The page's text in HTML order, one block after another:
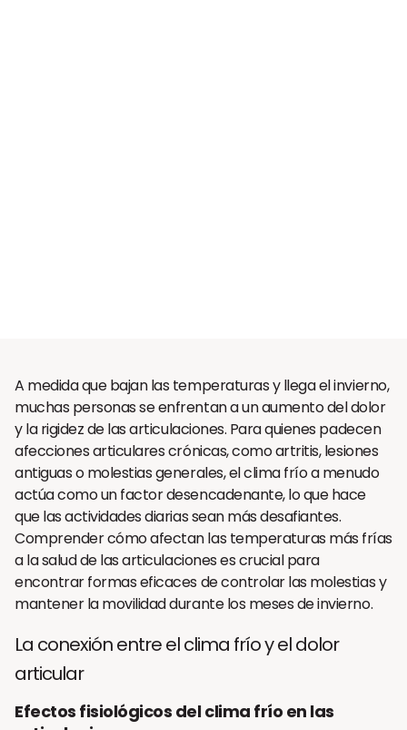
A medida que bajan las temperaturas y llega el invierno,
muchas personas se enfrentan a un aumento del dolor
y la rigidez de las articulaciones. Para quienes padecen
afecciones articulares crónicas, como artritis, lesiones
antiguas o molestias generales, el clima frío a menudo
actúa como un factor desencadenante, lo que hace
que las actividades diarias sean más desafiantes.
Comprender cómo afectan las temperaturas más frías
a la salud de las articulaciones es crucial para
encontrar formas eficaces de controlar las molestias y
mantener la movilidad durante los meses de invierno.
La conexión entre el clima frío y el dolor
articular
Efectos fisiológicos del clima frío en las